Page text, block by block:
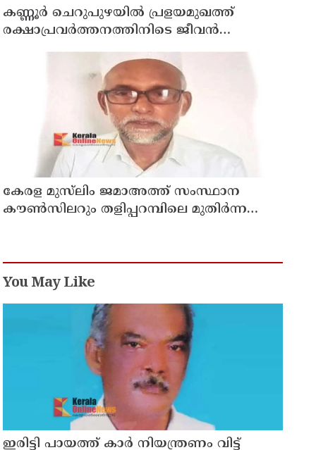
കണ്ണൂർ ചെറുപുഴയിൽ പ്രളയമുഖത്ത്
രക്ഷാപ്രവർത്തനത്തിനിടെ ജീവൻ
നഷ്ടപ്പെട്ട ആർ. രാജേഷിൻ്റെ ഭൗതിക
ശരീരത്തോട് അനാദരവ് കാണിച്ചതായി
കേരള മുസ്‌ലിം ജമാഅത്ത് സംസ്ഥാന
കൗൺസിലറും തളിപ്പറമ്പിലെ മുതിർന്ന
You May Like
ഇരിട്ടി പായത്ത് കാർ നിയന്ത്രണം വിട്ട്